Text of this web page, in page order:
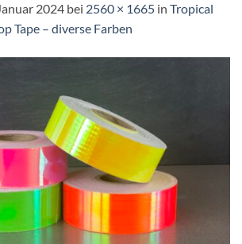
2024 bei 2560 × 1665 in Tropical
Tape – diverse Farben